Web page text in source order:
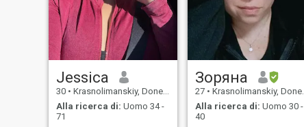
Jessica
30 • Krasnolimanskiy, Donets'k, Ucraina
Alla ricerca di: Uomo 34 -
71
Зоряна
27 • Krasnolimanskiy, Donets'k, Ucraina
Alla ricerca di: Uomo 30 -
40